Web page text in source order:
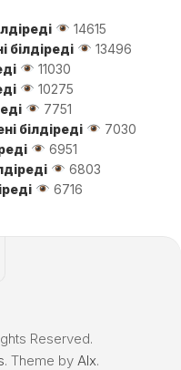
14615
білдіреді
13496
11030
10275
7751
білдіреді
7030
6951
6803
6716
Reserved.
. Theme by Alx.